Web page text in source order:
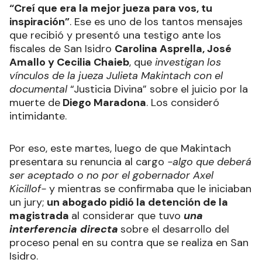
“Creí que era la mejor jueza para vos, tu
inspiración”. Ese es uno de los tantos mensajes
que recibió y presentó una testigo ante los
fiscales de San Isidro Carolina Asprella, José
Amallo y Cecilia Chaieb, que investigan los
vínculos de la jueza Julieta Makintach con el
documental“Justicia Divina” sobre el juicio por la
muerte de Diego Maradona. Los consideró
intimidante.
Por eso, este martes, luego de que Makintach
presentara su renuncia al cargo -algo que deberá
ser aceptado o no por el gobernador Axel
Kicillof- y mientras se confirmaba que le iniciaban
un jury; un abogado pidió la detención de la
magistrada al considerar que tuvo una
interferencia directa sobre el desarrollo del
proceso penal en su contra que se realiza en San
Isidro.